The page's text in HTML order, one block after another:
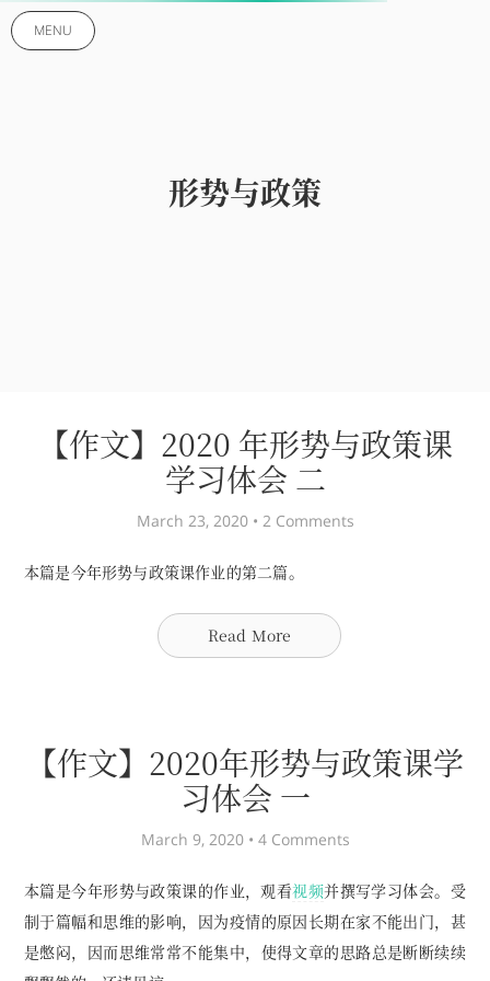
MENU
形势与政策
【作文】2020 年形势与政策课
学习体会 二
March 23, 2020 • 2 Comments
本篇是今年形势与政策课作业的第二篇。
Read More
【作文】2020年形势与政策课学
习体会 一
March 9, 2020 • 4 Comments
本篇是今年形势与政策课的作业，观看视频并撰写学习体会。受
制于篇幅和思维的影响，因为疫情的原因长期在家不能出门，甚
是憋闷，因而思维常常不能集中，使得文章的思路总是断断续续